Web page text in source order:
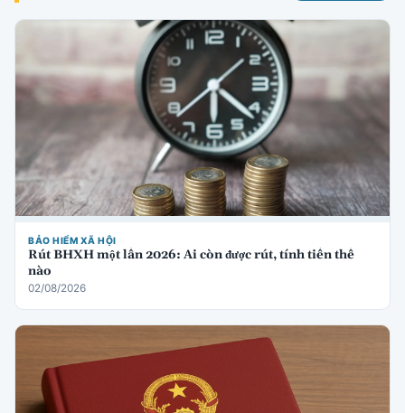
BẢO HIỂM XÃ HỘI
Rút BHXH một lần 2026: Ai còn được rút, tính tiền thế
nào
02/08/2026